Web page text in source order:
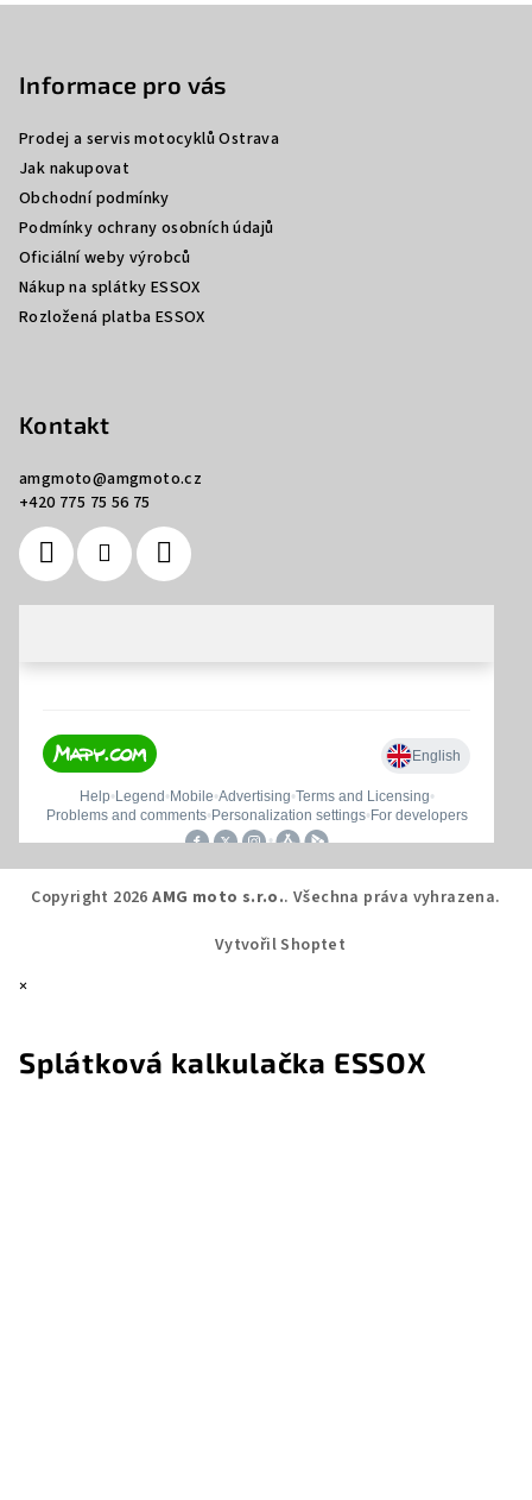
Informace pro vás
Prodej a servis motocyklů Ostrava
Jak nakupovat
Obchodní podmínky
Podmínky ochrany osobních údajů
Oficiální weby výrobců
Nákup na splátky ESSOX
Rozložená platba ESSOX
Kontakt
amgmoto@amgmoto.cz
+420 775 75 56 75
Copyright 2026AMG moto s.r.o.. Všechna práva vyhrazena.
Vytvořil Shoptet
×
Splátková kalkulačka ESSOX